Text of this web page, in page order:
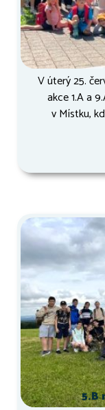
V úterý 25.
akce 1.A a
v Místku,
5.B